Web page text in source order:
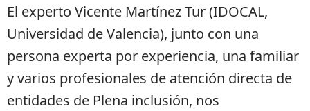
El experto Vicente Martínez Tur (IDOCAL,
Universidad de Valencia), junto con una
persona experta por experiencia, una familiar
y varios profesionales de atención directa de
entidades de Plena inclusión, nos